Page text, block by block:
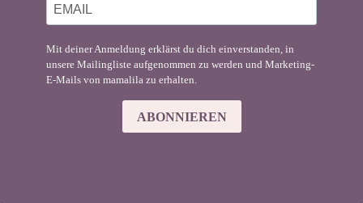
Mit deiner Anmeldung erklärst du dich einverstanden, in
unsere Mailingliste aufgenommen zu werden und Marketing-
E-Mails von mamalila zu erhalten.
ABONNIEREN